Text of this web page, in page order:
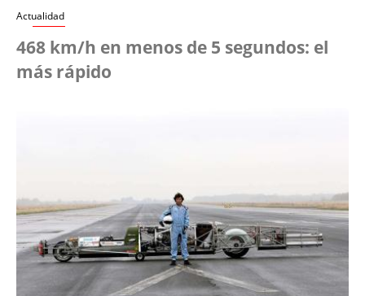
Actualidad
468 km/h en menos de 5 segundos: el
más rápido